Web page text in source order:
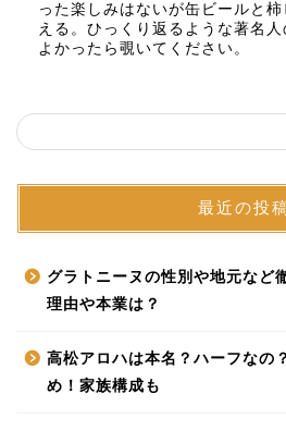
った楽しみはないが缶ビールと
える。ひっくり返るような著名
よかったら覗いてください。
最近の投
グラトニーヌの性別や地元など
理由や本業は？
高松アロハは本名？ハーフなの
め！家族構成も